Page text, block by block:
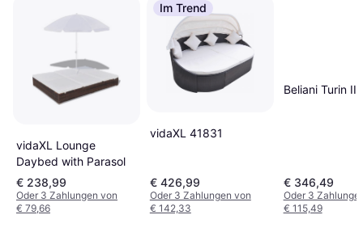
vidaXL Lounge
Daybed with Parasol
€ 238,99
Oder 3 Zahlungen von
€ 79,66
Im Trend
vidaXL 41831
€ 426,99
Oder 3 Zahlungen von
€ 142,33
Beliani Turin II
€ 346,49
Oder 3
€ 115,49